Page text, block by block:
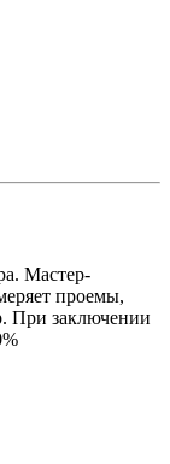
Мастер-
проемы,
При заключении